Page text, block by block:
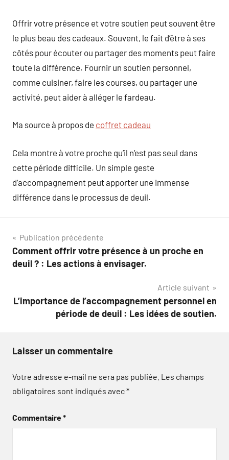
Offrir votre présence et votre soutien peut souvent être
le plus beau des cadeaux. Souvent, le fait d’être à ses
côtés pour écouter ou partager des moments peut faire
toute la différence. Fournir un soutien personnel,
comme cuisiner, faire les courses, ou partager une
activité, peut aider à alléger le fardeau.
Ma source à propos de coffret cadeau
Cela montre à votre proche qu’il n’est pas seul dans
cette période difficile. Un simple geste
d’accompagnement peut apporter une immense
différence dans le processus de deuil.
Navigation
de
Publication précédente
Comment offrir votre présence à un proche en
deuil ? : Les actions à envisager.
Article suivant
L’importance de l’accompagnement personnel en
période de deuil : Les idées de soutien.
Laisser un commentaire
Votre adresse e-mail ne sera pas publiée. Les champs
obligatoires sont indiqués avec*
Commentaire*